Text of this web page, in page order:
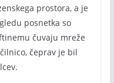
prostora, a je
posnetka so
čuvaju mreže
čeprav je bil